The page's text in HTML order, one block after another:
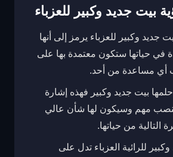
بيت جديد وكبير للعزباء
جديد وكبير للعزباء يرمز إلى أنها
في حياتها ستكون معتمدة بها على
أي مساعدة من أحد.
حلمها بيت جديد وكبير فهذه إشارة
منصب مهم وسيكون لها شأن عالي
التالية من حياتها.
للرائية العزباء تدل على